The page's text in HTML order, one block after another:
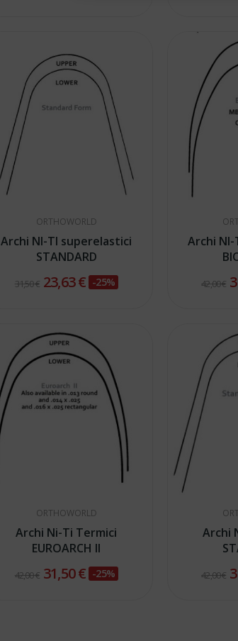
ORTHOWORLD
Archi NI-TI superelastici
STANDARD
31,50 € 23,63 € -25%
Archi
42,00 €
ORTHOWORLD
Archi Ni-Ti Termici
EUROARCH II
42,00 € 31,50 € -25%
Archi
42,00 €